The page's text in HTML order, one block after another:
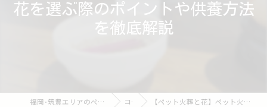
花を選ぶ際のポイントや供養方法
を徹底解説
福岡･筑豊エリアのペット火葬ならペット訪問火葬ポピー コラム 【ペット火葬と花】ペット火葬で花を選ぶ際のポイントや供養方法を徹底解説